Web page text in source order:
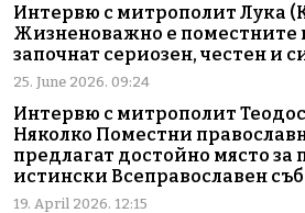
Интервю с митрополит Лука
Жизненоважно е поместните
започнат сериозен, честен и
25. June 2026. 09:24
Интервю с митрополит
Няколко Поместни
предлагат достойно място за
истински Всеправославен
19. April 2026. 12:15